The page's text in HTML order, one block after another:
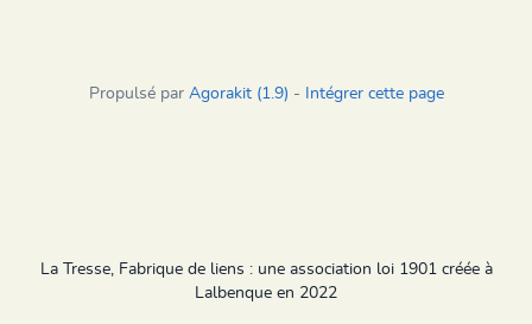
Propulsé par Agorakit (1.9) - Intégrer cette page
La Tresse, Fabrique de liens : une association loi 1901 créée à
Lalbenque en 2022